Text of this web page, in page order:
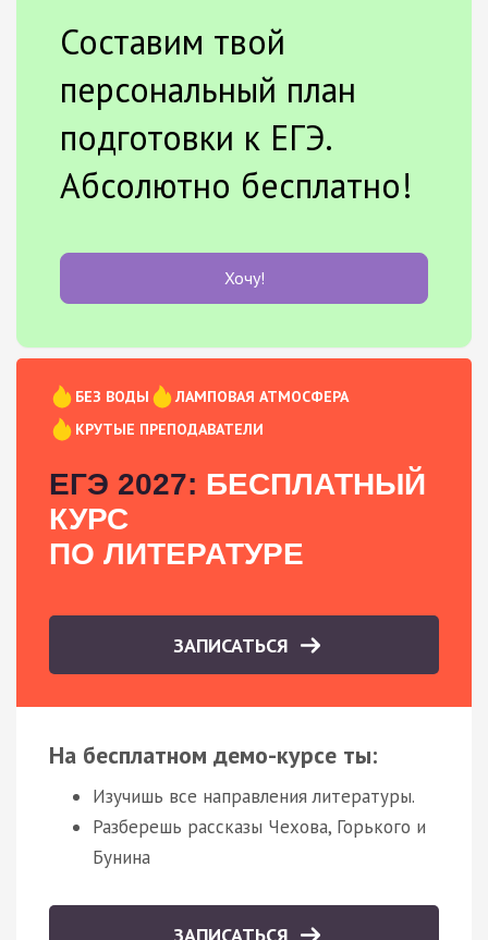
Составим твой
персональный план
подготовки к ЕГЭ.
Абсолютно бесплатно!
Хочу!
БЕЗ ВОДЫ
ЛАМПОВАЯ АТМОСФЕРА
КРУТЫЕ ПРЕПОДАВАТЕЛИ
ЕГЭ 2027: БЕСПЛАТНЫЙ
КУРС
ПО ЛИТЕРАТУРЕ
ЗАПИСАТЬСЯ
На бесплатном демо-курсе ты:
Изучишь все направления литературы.
Разберешь рассказы Чехова, Горького и
Бунина
ЗАПИСАТЬСЯ